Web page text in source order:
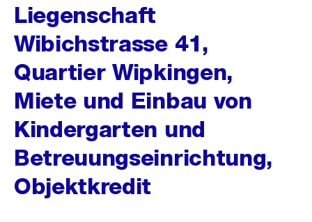
Liegenschaft
Wibichstrasse 41,
Quartier Wipkingen,
Miete und Einbau von
Kindergarten und
Betreuungseinrichtung,
Objektkredit